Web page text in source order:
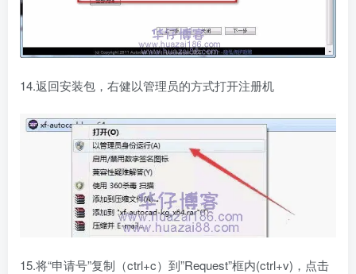
14.返回安装包，右健以管理员的方式打开注册机
15.将“申请号”复制（ctrl+c）到”Request”框内(ctrl+v)，点击